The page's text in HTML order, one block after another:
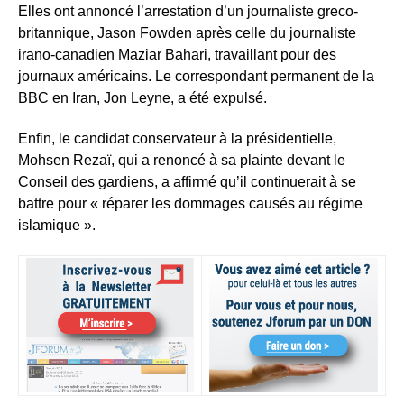
Elles ont annoncé l’arrestation d’un journaliste greco-
britannique, Jason Fowden après celle du journaliste
irano-canadien Maziar Bahari, travaillant pour des
journaux américains. Le correspondant permanent de la
BBC en Iran, Jon Leyne, a été expulsé.
Enfin, le candidat conservateur à la présidentielle,
Mohsen Rezaï, qui a renoncé à sa plainte devant le
Conseil des gardiens, a affirmé qu’il continuerait à se
battre pour « réparer les dommages causés au régime
islamique ».